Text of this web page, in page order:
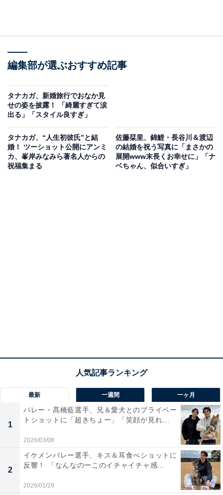
編集部が選ぶおすすめ記事
タナカガ、新婚旅行でおなか見
せの姿を披露！ 「綺麗すぎて涙
出る」「スタイル良すぎ」
タナカガ、“人生初彼氏”と結
婚！ ツーショット公開にアンミ
カ、峯岸みなみら著名人からの
祝福集まる
佐藤栞里、錦鯉・長谷川＆渡辺
の結婚を祝う写真に「まさかの
展開www末長くお幸せに」「ナ
ベちゃん、似合いすぎ」
最新 一週間 一ヶ月
1
バレー・髙橋藍選手、兄＆愛犬とのプライベー
トショットに「超きちょー」「笑顔が見れ...
2026/03/08
2
イケメンバレー選手、キス＆耳食べショットに
反響！ 「なんなのーこのイチャイチャ感...
2026/01/29